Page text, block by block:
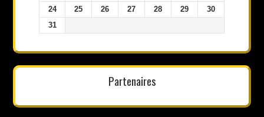
24
25 26 27 28 29
30
31
Partenaires